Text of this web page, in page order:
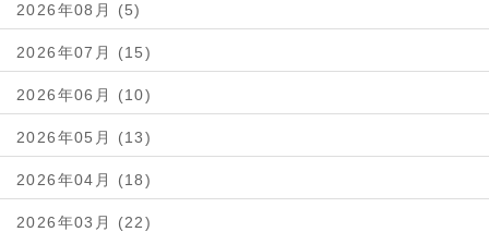
2026年08月 (5)
2026年07月 (15)
2026年06月 (10)
2026年05月 (13)
2026年04月 (18)
2026年03月 (22)